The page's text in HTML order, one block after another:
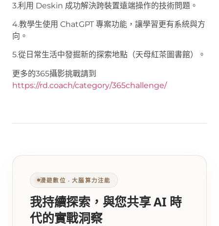
3.利用 Deskin 成功解決跨裝置遠端操作的技術問題。
4.教學生使用 ChatGPT 專案功能，讓學習更有系統與方
向。
5.從日常生活中發掘新的探索地點（天母紅茶圖書館）。
更多的365攝影挑戰請到
https://rd.coach/category/365challenge/
漫遊數位 ‧ 大腦算力注能
我持續探索，與您共享 AI 時
代的實戰洞察